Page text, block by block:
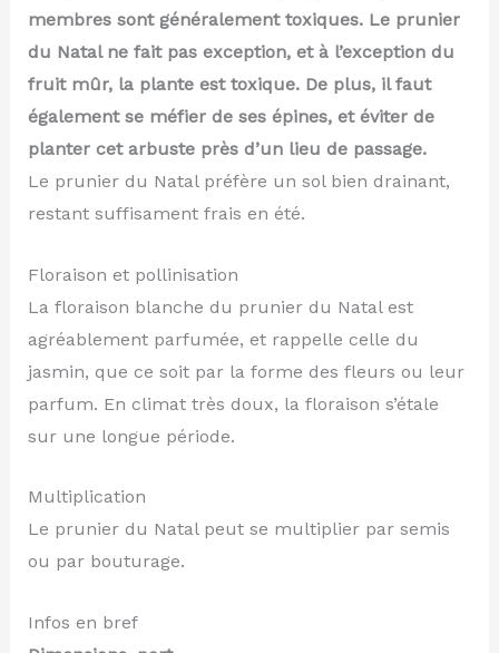
membres sont généralement toxiques. Le prunier
du Natal ne fait pas exception, et à l’exception du
fruit mûr, la plante est toxique. De plus, il faut
également se méfier de ses épines, et éviter de
planter cet arbuste près d’un lieu de passage.
Le prunier du Natal préfère un sol bien drainant,
restant suffisament frais en été.
Floraison et pollinisation
La floraison blanche du prunier du Natal est
agréablement parfumée, et rappelle celle du
jasmin, que ce soit par la forme des fleurs ou leur
parfum. En climat très doux, la floraison s’étale
sur une longue période.
Multiplication
Le prunier du Natal peut se multiplier par semis
ou par bouturage.
Infos en bref